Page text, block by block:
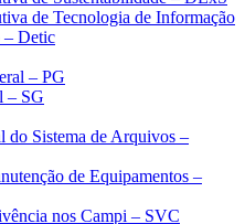
de Tecnologia de Informação
– Detic
– PG
– SG
do Sistema de Arquivos –
de Equipamentos –
nos Campi – SVC